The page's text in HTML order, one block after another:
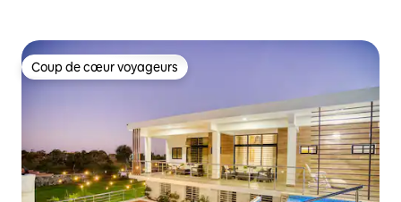
Coup de cœur voyageurs
Coup de cœur voyageurs